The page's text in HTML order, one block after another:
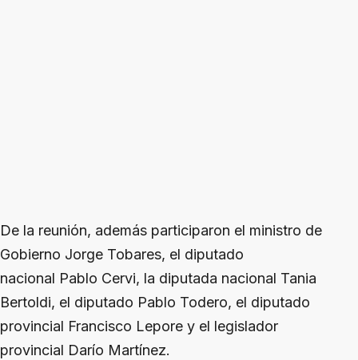
De la reunión, además participaron el ministro de
Gobierno Jorge Tobares, el diputado
nacional Pablo Cervi, la diputada nacional Tania
Bertoldi, el diputado Pablo Todero, el diputado
provincial Francisco Lepore y el legislador
provincial Darío Martínez.